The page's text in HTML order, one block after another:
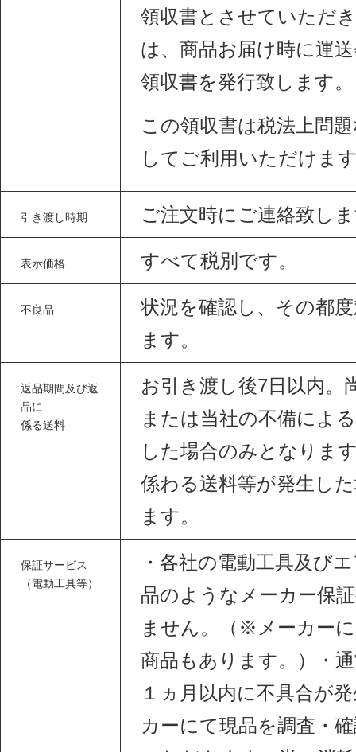
領収書とさせていただ
は、商品お届け時に運
領収書を発行致します。
この領収書は税法上問
してご利用いただけま
引き渡し時期 ご注文時にご連絡致し
表示価格 すべて税別です。
不良品
状況を確認し、その都
ます。
返品期間及び返
品に
係る送料
お引き渡し後7日以内。
または当社の不備によ
した場合のみとなりま
係わる送料等が発生し
ます。
保証サービス
（電動工具等）
・各社の電動工具及び
品のようなメーカー保
ません。（※メーカー
商品もあります。）・
１ヵ月以内に不具合が
カーにて現品を調査・